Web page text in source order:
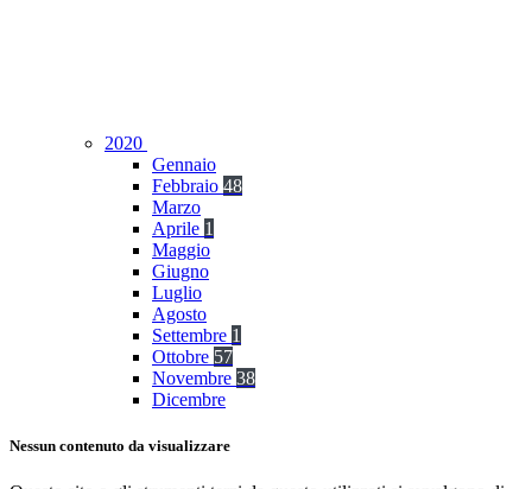
2020
Gennaio
Febbraio 48
Marzo
Aprile 1
Maggio
Giugno
Luglio
Agosto
Settembre 1
Ottobre 57
Novembre 38
Dicembre
Nessun contenuto da visualizzare